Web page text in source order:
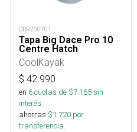
ODR260701
Tapa Big Dace Pro 10
Centre Hatch
CoolKayak
$ 42.990
en 6cuotas de $7.165sin
interés
ahorras $1.720 por
transferencia.